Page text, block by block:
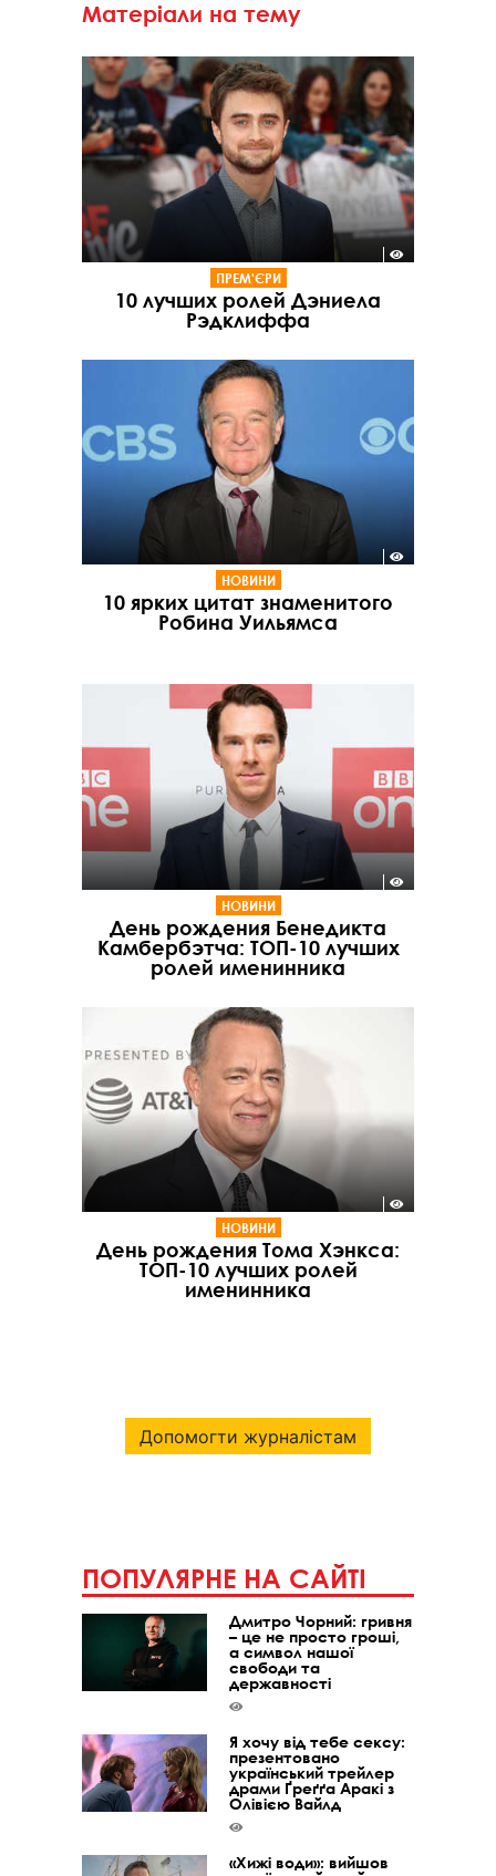
Матеріали на тему
ПРЕМ'ЄРИ
10 лучших ролей Дэниела
Рэдклиффа
НОВИНИ
10 ярких цитат знаменитого
Робина Уильямса
НОВИНИ
День рождения Бенедикта
Камбербэтча: ТОП-10 лучших
ролей именинника
НОВИНИ
День рождения Тома Хэнкса:
ТОП-10 лучших ролей
именинника
Допомогти журналістам
ПОПУЛЯРНЕ НА САЙТІ
Дмитро Чорний: гривня
– це не просто гроші,
а символ нашої
свободи та
державності
Я хочу від тебе сексу:
презентовано
український трейлер
драми Ґреґґа Аракі з
Олівією Вайлд
«Хижі води»: вийшов